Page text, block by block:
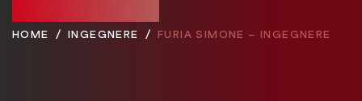
HOME INGEGNERE FURIA SIMONE – INGEGNERE